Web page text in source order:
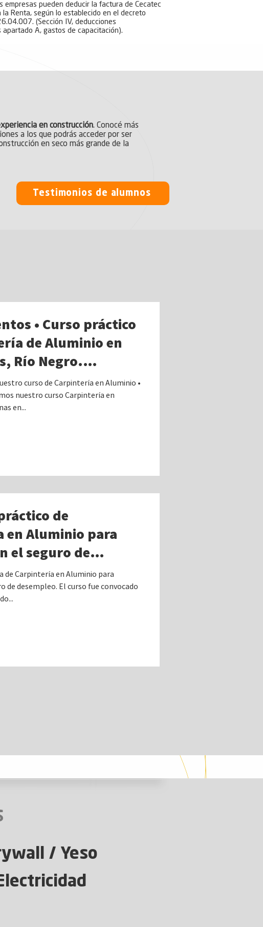
empresas pueden deducir la factura de Cecatec
la Renta, según lo establecido en el decreto
(Sección IV, deducciones
apartado A, gastos de capacitación).
en construcción. Conocé más
a los que podrás acceder por ser
en seco más grande de la
Testimonios de alumnos
• Curso práctico
de Aluminio en
Río Negro.
convocada por
curso de Carpintería en Aluminio •
nuestro curso Carpintería en
en...
de
en Aluminio para
el seguro de
Nuevo Berlín, Río
de Carpintería en Aluminio para
de desempleo. El curso fue convocado
/ Yeso